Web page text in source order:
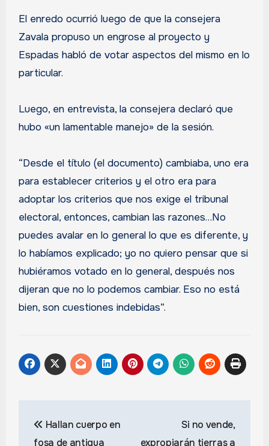
El enredo ocurrió luego de que la consejera
Zavala propuso un engrose al proyecto y
Espadas habló de votar aspectos del mismo en lo
particular.
Luego, en entrevista, la consejera declaró que
hubo «un lamentable manejo» de la sesión.
“Desde el título (el documento) cambiaba, uno era
para establecer criterios y el otro era para
adoptar los criterios que nos exige el tribunal
electoral, entonces, cambian las razones…No
puedes avalar en lo general lo que es diferente, y
lo habíamos explicado; yo no quiero pensar que si
hubiéramos votado en lo general, después nos
dijeran que no lo podemos cambiar. Eso no está
bien, son cuestiones indebidas”.
de Hallan cuerpo en
fosa de antigua
Si no vende,
expropiarán tierras a